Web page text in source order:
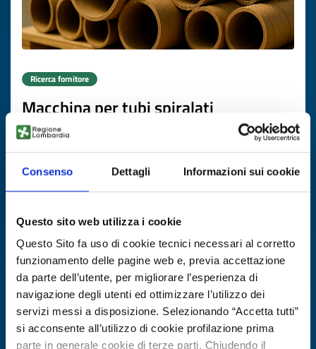
Consenso Dettagli Informazioni sui cookie
Questo sito web utilizza i cookie
Questo Sito fa uso di cookie tecnici necessari al corretto
funzionamento delle pagine web e, previa accettazione
da parte dell’utente, per migliorare l’esperienza di
navigazione degli utenti ed ottimizzare l’utilizzo dei
servizi messi a disposizione. Selezionando “Accetta tutti”
si acconsente all’utilizzo di cookie profilazione prima
parte in generale cookie di terze parti. Chiudendo il
Ricerca fornitore
Macchina per tubi spiralati
ID EEN: BRFR20250804007
SCOPRI DI PIÙ →
Scade il17 novembre 2026